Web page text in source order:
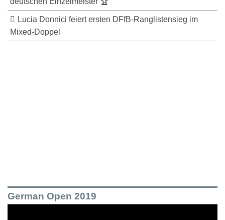
Lucia Donnici feiert ersten DFfB-Ranglistensieg im
Mixed-Doppel
German Open 2019